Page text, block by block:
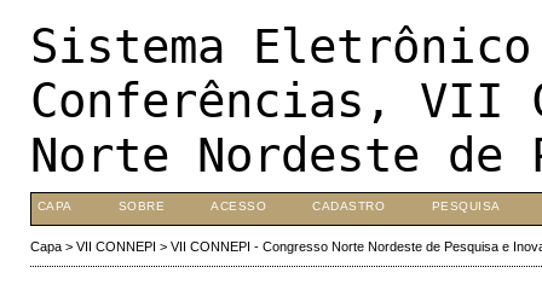
Sistema
Conferências, VII
Norte Nordeste de
CAPA SOBRE ACESSO CADASTRO PESQUISA
Capa> VII CONNEPI > VII CONNEPI - Congresso Norte Nordeste de Pesquisa e